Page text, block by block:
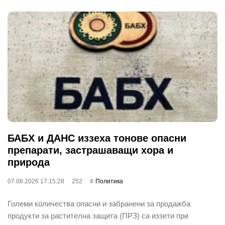
БАБХ и ДАНС иззеха тонове опасни
препарати, застрашаващи хора и
природа
07.08.2026 17:15:28 252 Политика
Големи количества опасни и забранени за продажба
продукти за растителна защита (ПРЗ) са иззети при